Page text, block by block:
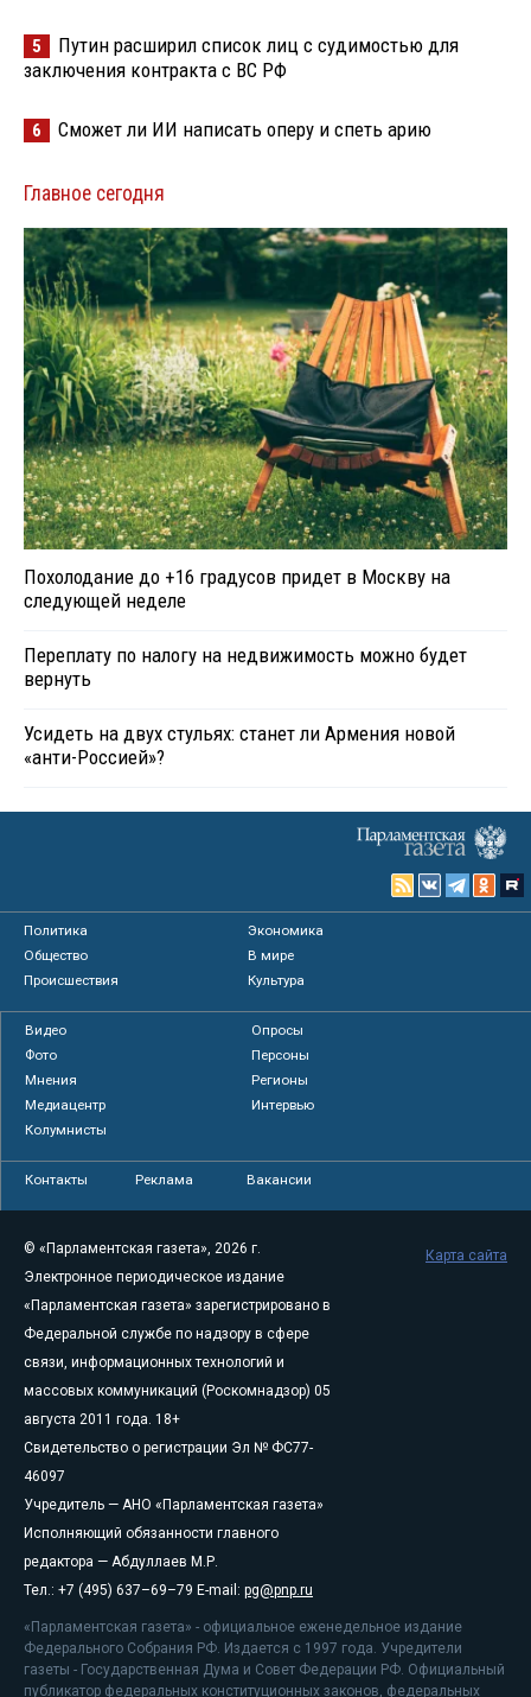
5
Путин расширил список лиц с судимостью для
заключения контракта с ВС РФ
6 Сможет ли ИИ написать оперу и спеть арию
Главное сегодня
Похолодание до +16 градусов придет в Москву на
следующей неделе
Переплату по налогу на недвижимость можно будет
вернуть
Усидеть на двух стульях: станет ли Армения новой
«анти-Россией»?
Политика
Экономика
Общество
В мире
Происшествия
Культура
Видео
Опросы
Фото
Персоны
Мнения
Регионы
Медиацентр
Интервью
Колумнисты
Контакты Реклама Вакансии
© «Парламентская газета», 2026 г.
Электронное периодическое издание
«Парламентская газета» зарегистрировано в
Федеральной службе по надзору в сфере
связи, информационных технологий и
массовых коммуникаций (Роскомнадзор) 05
августа 2011 года. 18+
Свидетельство о регистрации Эл № ФС77-
46097
Учредитель — АНО «Парламентская газета»
Исполняющий обязанности главного
редактора — Абдуллаев М.Р.
Тел.: +7 (495) 637–69–79 E-mail: pg@pnp.ru
«Парламентская газета» - официальное еженедельное издание
Федерального Собрания РФ. Издается с 1997 года. Учредители
газеты - Государственная Дума и Совет Федерации РФ. Официальный
публикатор федеральных конституционных законов, федеральных
Карта сайта